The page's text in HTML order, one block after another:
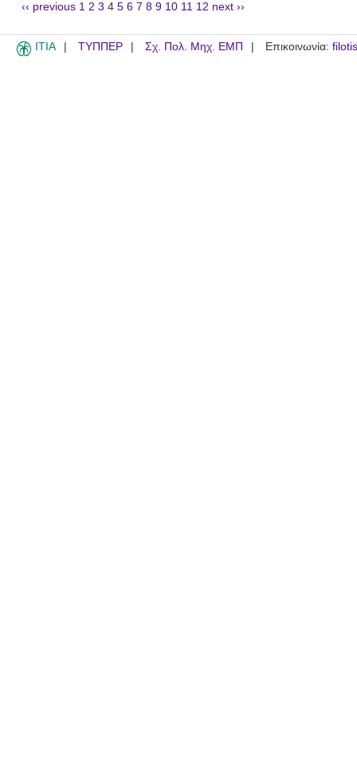
‹‹ previous 1 2 3 4 5 6 7 8 9 10 11 12 next ››
ITIA ΤΥΠΠΕΡ Σχ. Πολ. Μηχ. ΕΜΠ Επικοινωνία: